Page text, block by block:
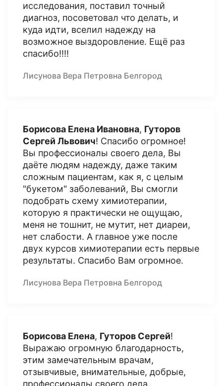
исследования, поставил точный
диагноз, посоветовал что делать, и
куда идти, вселил надежду на
возможное выздоровление. Ещё раз
спасибо!!!!
Лисунова Вера Петровна Белгород
Борисова Елена Ивановна, Гуторов
Сергей Львович! Спасибо огромное!
Вы профессионалы своего дела, Вы
даёте людям надежду, даже таким
сложным пациентам, как я, с целым
"букетом" заболеваний, Вы смогли
подобрать схему химиотерапии,
которую я практически не ощущаю,
меня не тошнит, не мутит, нет диареи,
нет слабости. А главное уже после
двух курсов химиотерапии есть первые
результаты. Спасибо Вам огромное.
Лисунова Вера Петровна Белгород
Борисова Елена, Гуторов Сергей!
Выражаю огромную благодарность,
этим замечательным врачам,
отзывчивые, внимательные, добрые,
профессионалы своего дела.